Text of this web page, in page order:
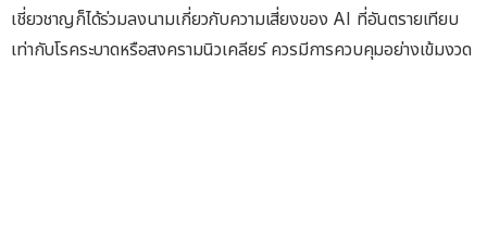
เชี่ยวชาญก็ได้ร่วมลงนามเกี่ยวกับความเสี่ยงของ AI ที่อันตรายเทียบ
เท่ากับโรคระบาดหรือสงครามนิวเคลียร์ ควรมีการควบคุมอย่างเข้มงวด